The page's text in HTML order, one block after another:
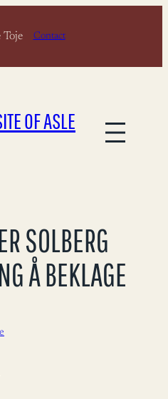
Toje Contact
OF ASLE
SOLBERG
Å BEKLAGE